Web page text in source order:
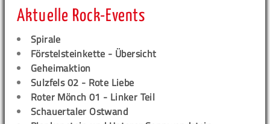
Aktuelle Rock-Events
Spirale
Förstelsteinkette - Übersicht
Geheimaktion
Sulzfels 02 - Rote Liebe
Roter Mönch 01 - Linker Teil
Schauertaler Ostwand